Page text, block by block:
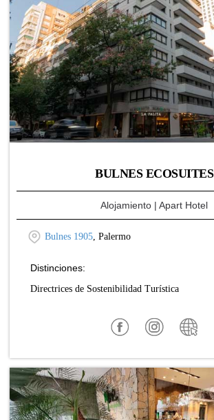
BULNES ECOSUITES
Alojamiento | Apart Hotel
Bulnes 1905, Palermo
Distinciones:
Directrices de Sostenibilidad Turística